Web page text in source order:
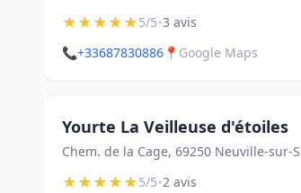
★★★★★5/5•3 avis
📞+33687830886 📍 Google Maps
Yourte La Veilleuse d'étoiles
Chem. de la Cage, 69250 Neuville-sur-
★★★★★5/5•2 avis